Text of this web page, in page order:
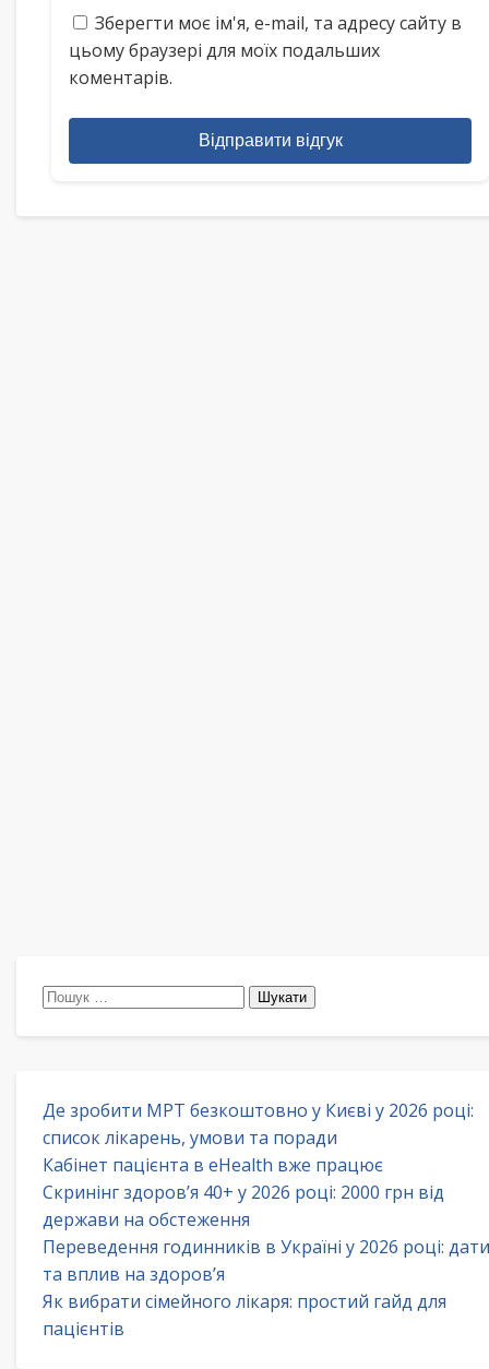
Зберегти моє ім'я, e-mail, та адресу сайту в
цьому браузері для моїх подальших
коментарів.
Відправити відгук
Пошук:
Де зробити МРТ безкоштовно у Києві у 2026 році:
список лікарень, умови та поради
Кабінет пацієнта в eHealth вже працює
Скринінг здоров’я 40+ у 2026 році: 2000 грн від
держави на обстеження
Переведення годинників в Україні у 2026 році: дати
та вплив на здоров’я
Як вибрати сімейного лікаря: простий гайд для
пацієнтів